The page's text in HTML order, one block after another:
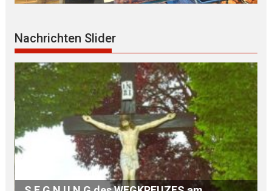
Nachrichten Slider
PI-LANDSHUT berichtet: Körperliche
AUSEINANDERSETZUNG zwischen
Jugendlichen, ZEUGEN gesucht –